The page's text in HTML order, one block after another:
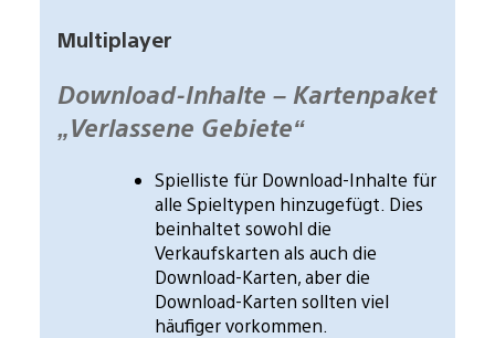
Multiplayer
Download-Inhalte – Kartenpaket
„Verlassene Gebiete“
Spielliste für Download-Inhalte für
alle Spieltypen hinzugefügt. Dies
beinhaltet sowohl die
Verkaufskarten als auch die
Download-Karten, aber die
Download-Karten sollten viel
häufiger vorkommen.